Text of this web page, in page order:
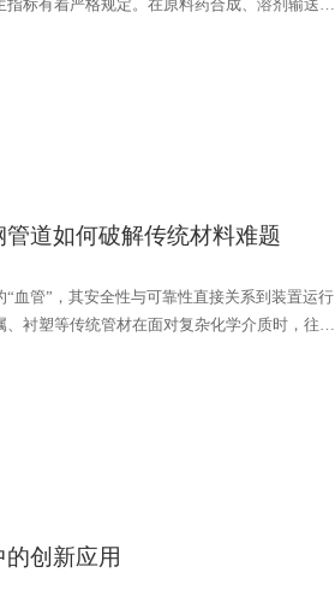
标有着严格规定。在原料药合成、溶剂输送、
道如何破解传统材料难题
血管”，其安全性与可靠性直接关系到装置运行
衬塑等传统管材在面对复杂化学介质时，往往
创新应用